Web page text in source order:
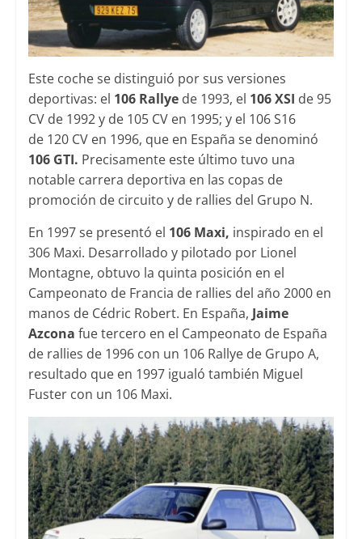
Este coche se distinguió por sus versiones
deportivas: el 106 Rallyede 1993, el 106 XSI de 95
CV de 1992 y de 105 CV en 1995; y el 106 S16
de 120 CV en 1996, que en España se denominó
106 GTI. Precisamente este último tuvo una
notable carrera deportiva en las copas de
promoción de circuito y de rallies del Grupo N.
En 1997 se presentó el 106 Maxi, inspirado en el
306 Maxi. Desarrollado y pilotado por Lionel
Montagne, obtuvo la quinta posición en el
Campeonato de Francia de rallies del año 2000 en
manos de Cédric Robert. En España, Jaime
Azcona fue tercero en el Campeonato de España
de rallies de 1996 con un 106 Rallye de Grupo A,
resultado que en 1997 igualó también Miguel
Fuster con un 106 Maxi.